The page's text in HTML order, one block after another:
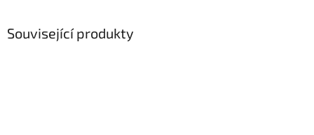
Související produkty